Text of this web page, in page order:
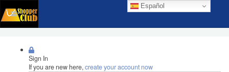
Español
Sign In
If you are new here,create your account now